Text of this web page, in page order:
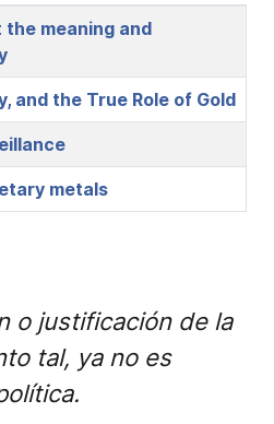
meaning and
and the True Role of Gold
metals
o justificación de la
tal, ya no es